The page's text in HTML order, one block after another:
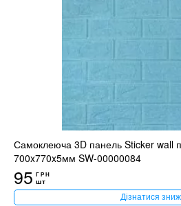
Самоклеюча 3D панель Sticker wall
700x770x5мм SW-00000084
95 ГРН
шт
Дізнатися